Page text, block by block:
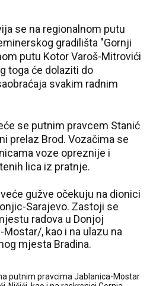
se na regionalnom putu
gradilišta "Gornji
putu Kotor Varoš-Mitrovići
toga će dolaziti do
svakim radnim
se putnim pravcem Stanić
prelaz Brod. Vozačima se
voze opreznije i
lica iz pratnje.
gužve očekuju na dionici
Sarajevo. Zastoji se
radova u Donjoj
, kao i na ulazu na
mjesta Bradina.
putnim pravcima Jablanica-Mostar